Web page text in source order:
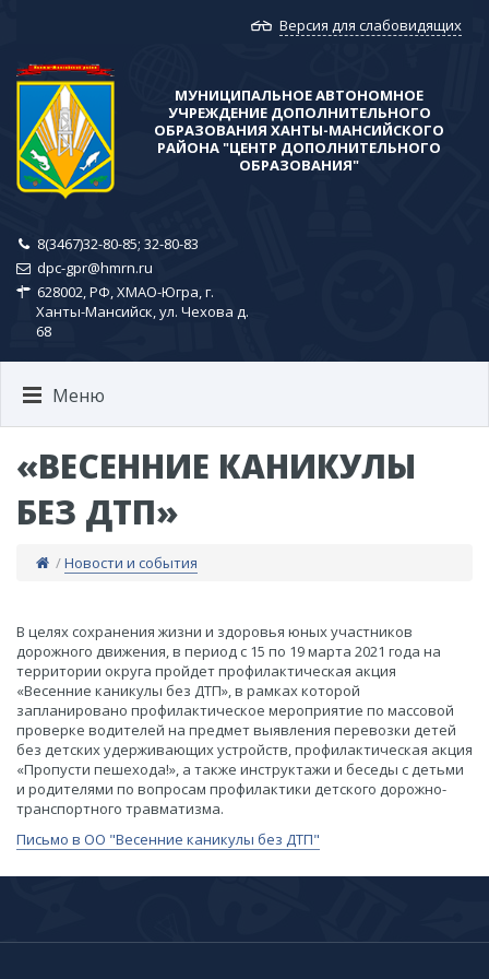
Версия для слабовидящих
МУНИЦИПАЛЬНОЕ АВТОНОМНОЕ
УЧРЕЖДЕНИЕ ДОПОЛНИТЕЛЬНОГО
ОБРАЗОВАНИЯ ХАНТЫ-МАНСИЙСКОГО
РАЙОНА​ "ЦЕНТР ДОПОЛНИТЕЛЬНОГО
ОБРАЗОВАНИЯ"
8(3467)32-80-85; ​32-80-83
dpc-gpr@hmrn.ru
628002, РФ, ХМАО-Югра, г.
Ханты-Мансийск, ул. Чехова д.
68
Меню
«ВЕСЕННИЕ КАНИКУЛЫ
БЕЗ ДТП»
/Новости и события
В целях сохранения жизни и здоровья юных участников
дорожного движения, в период с 15 по 19 марта 2021 года на
территории округа пройдет профилактическая акция
«Весенние каникулы без ДТП», в рамках которой
запланировано профилактическое мероприятие по массовой
проверке водителей на предмет выявления перевозки детей
без детских удерживающих устройств, профилактическая акция
«Пропусти пешехода!», а также инструктажи и беседы с детьми
и родителями по вопросам профилактики детского дорожно-
транспортного травматизма.
​Письмо в ОО "Весенние каникулы без ДТП"